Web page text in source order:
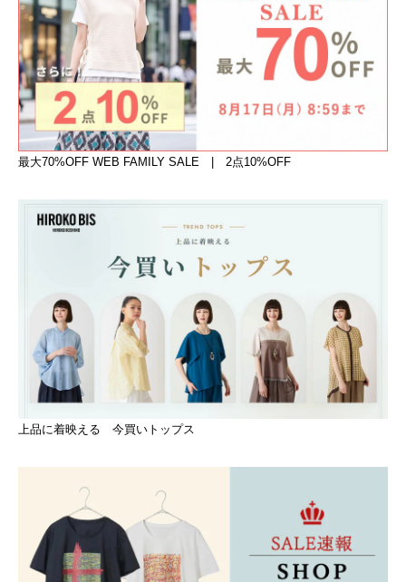
最大70%OFF WEB FAMILY SALE | 2点10%OFF
上品に着映える 今買いトップス